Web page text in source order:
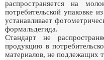
распространяется на
потребительской упаковке
устанавливает
формальдегида.
Стандарт не
продукцию в
материалов, не подлежащих